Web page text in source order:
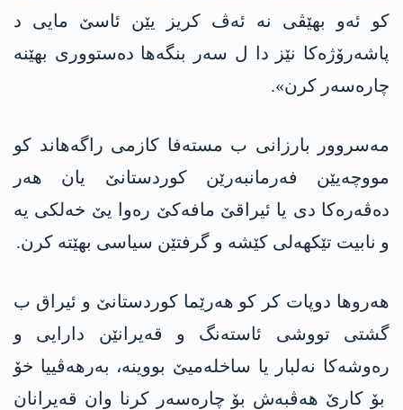
كو ئه‌و بهێڤی نه‌ ئه‌ڤ كریز یێن ئاسێ مایی د
پاشه‌رۆژه‌كا‌ نێز دا‌ ل سه‌ر بنگه‌ها ده‌ستووری بهێنه‌
چاره‌سه‌ر كرن».
مه‌سروور بارزانی ب مسته‌فا كازمی راگه‌هاند كو
مووچه‌یێن فه‌رمانبه‌رێن كوردستانێ یان هه‌ر
ده‌ڤه‌ره‌كا دی یا ئیراقێ مافه‌كێ ره‌وا یێ خه‌لكی یه‌
و نابیت‌ تێكهه‌لی كێشه‌ و گرفتێن سیاسی بهێته‌ كرن.
هه‌روها دوپات كر كو هه‌رێما كوردستانێ و ئیراق ب
گشتی تووشی ئاسته‌نگ و قه‌یرانێن دارایی و
ره‌وشه‌كا نه‌لبار یا ساخله‌میێ بووینه‌، به‌رهه‌ڤییا خۆ‌
بۆ كارێ هه‌ڤبه‌ش بۆ چاره‌سه‌ر كرنا وان قه‌یرانان